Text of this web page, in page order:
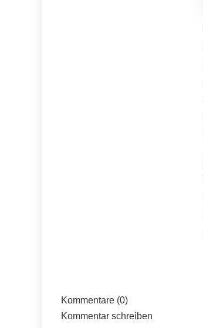
Kommentare (0)
Kommentar schreiben